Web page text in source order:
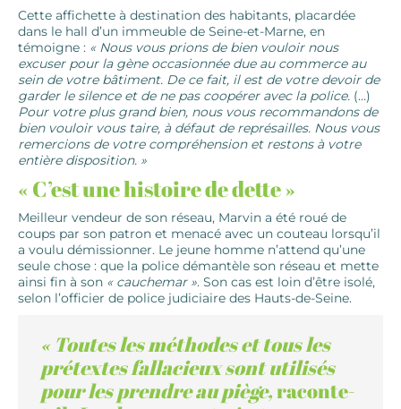
Cette affichette à destination des habitants, placardée
dans le hall d’un immeuble de Seine-et-Marne, en
témoigne : « Nous vous prions de bien vouloir nous
excuser pour la gène occasionnée due au commerce au
sein de votre bâtiment. De ce fait, il est de votre devoir de
garder le silence et de ne pas coopérer avec la police. (…)
Pour votre plus grand bien, nous vous recommandons de
bien vouloir vous taire, à défaut de représailles. Nous vous
remercions de votre compréhension et restons à votre
entière disposition. »
« C’est une histoire de dette »
Meilleur vendeur de son réseau, Marvin a été roué de
coups par son patron et menacé avec un couteau lorsqu’il
a voulu démissionner. Le jeune homme n’attend qu’une
seule chose : que la police démantèle son réseau et mette
ainsi fin à son « cauchemar ». Son cas est loin d’être isolé,
selon l’officier de police judiciaire des Hauts-de-Seine.
« Toutes les méthodes et tous les
prétextes fallacieux sont utilisés
pour les prendre au piège,raconte-